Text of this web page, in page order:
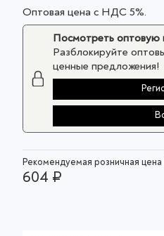
Оптовая цена с НДС 5%.
Посмотреть оптовую
Разблокируйте
ценные предложения!
Рекомендуемая розничная цена
604 ₽